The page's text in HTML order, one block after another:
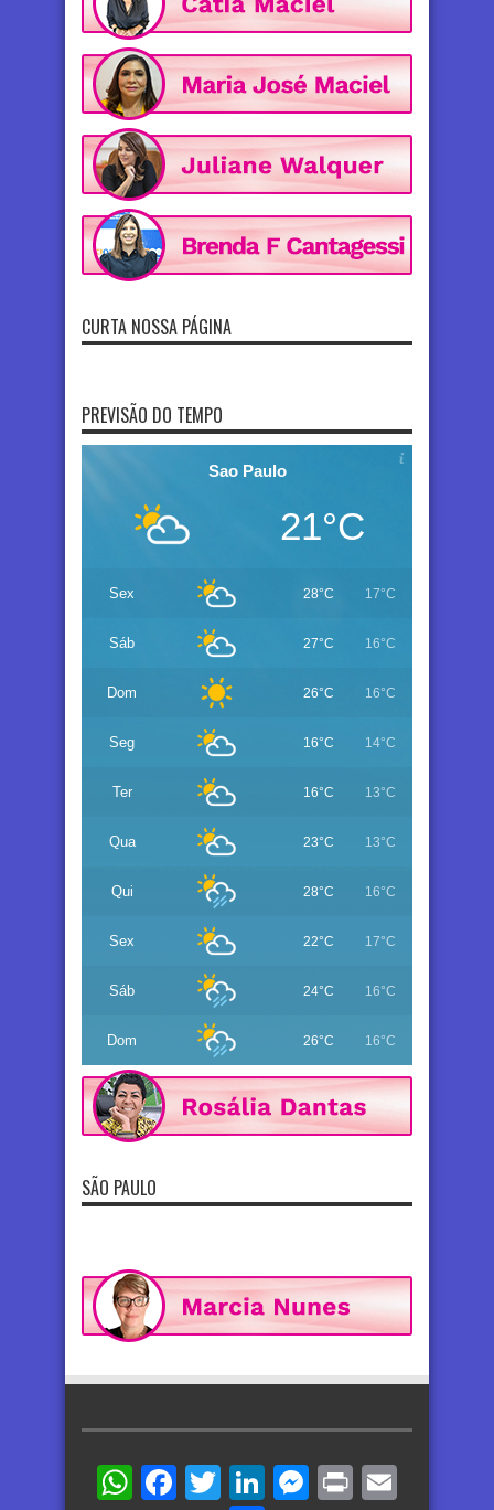
CURTA NOSSA PÁGINA
PREVISÃO DO TEMPO
Sao Paulo
21°C
Sex 28°C 17°C
Sáb 27°C 16°C
Dom 26°C 16°C
Seg 16°C 14°C
Ter 16°C 13°C
Qua 23°C 13°C
Qui 28°C 16°C
Sex 22°C 17°C
Sáb 24°C 16°C
Dom 26°C 16°C
SÃO PAULO
WhatsApp
Facebook
TwitterLinkedIn
Messenger
Print